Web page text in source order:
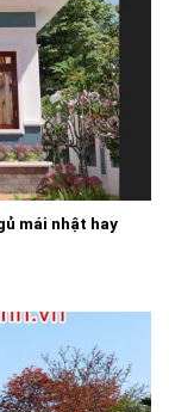
mái nhật hay